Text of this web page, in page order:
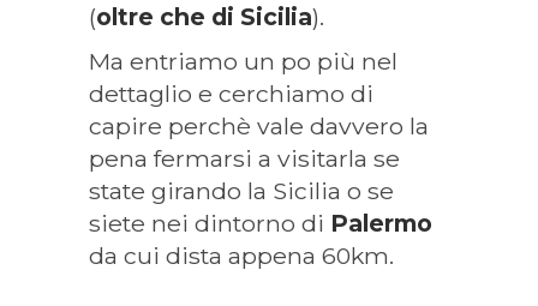
(oltre che di Sicilia).
Ma entriamo un po più nel
dettaglio e cerchiamo di
capire perchè vale davvero la
pena fermarsi a visitarla se
state girando la Sicilia o se
siete nei dintorno di Palermo
da cui dista appena 60km.